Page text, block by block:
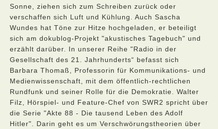
Sonne, ziehen sich zum Schreiben zurück oder
verschaffen sich Luft und Kühlung. Auch Sascha
Wundes hat Töne zur Hitze hochgeladen, er beteiligt
sich am dokublog-Projekt "akustisches Tagebuch" und
erzählt darüber. In unserer Reihe "Radio in der
Gesellschaft des 21. Jahrhunderts“ befasst sich
Barbara Thomaß, Professorin für Kommunikations- und
Medienwissenschaft, mit dem öffentlich-rechtlichen
Rundfunk und seiner Rolle für die Demokratie. Walter
Filz, Hörspiel- und Feature-Chef von SWR2 spricht über
die Serie "Akte 88 - Die tausend Leben des Adolf
Hitler". Darin geht es um Verschwörungstheorien über